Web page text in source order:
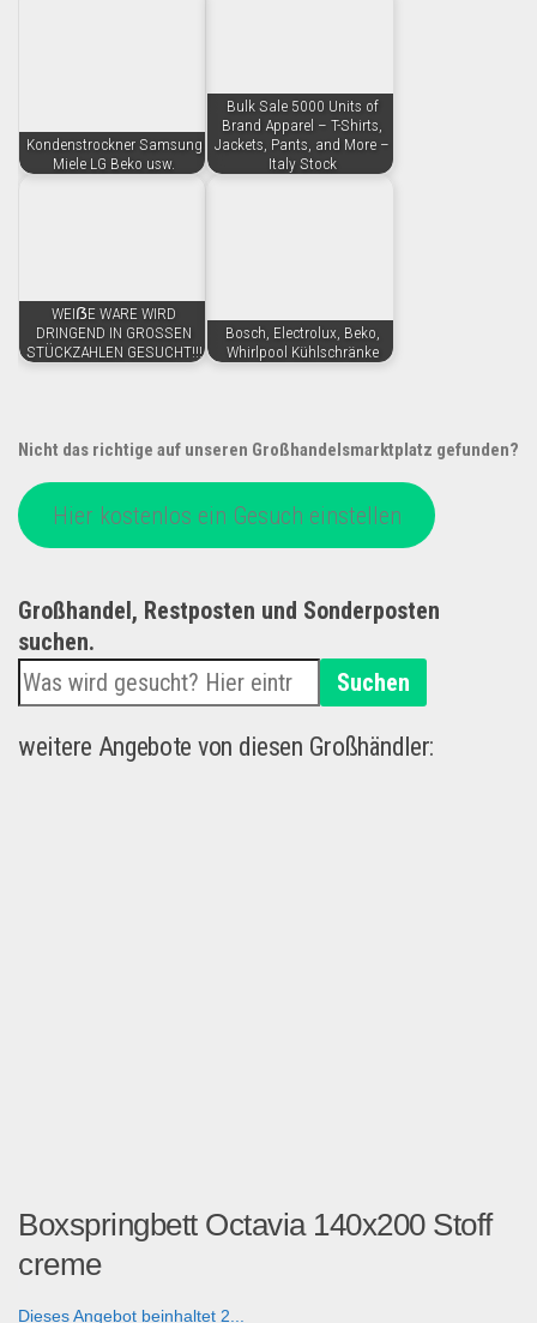
Kondenstrockner Samsung
Miele LG Beko usw.
Bulk Sale 5000 Units of
Brand Apparel – T-Shirts,
Jackets, Pants, and More –
Italy Stock
WEIẞE WARE WIRD
DRINGEND IN GROSSEN
STÜCKZAHLEN GESUCHT!!!
Bosch, Electrolux, Beko,
Whirlpool Kühlschränke
Nicht das richtige auf unseren Großhandelsmarktplatz gefunden?
Hier kostenlos ein Gesuch einstellen
Großhandel, Restposten und Sonderposten
suchen.
Suchen
weitere Angebote von diesen Großhändler:
Boxspringbett Octavia 140x200 Stoff
creme
Dieses Angebot beinhaltet 2...